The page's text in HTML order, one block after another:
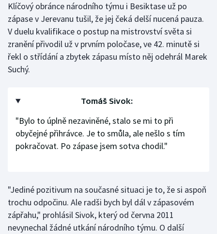
Gymnastika
Házená
Jezdectví
Lezení
Motorsport
Olympijské hry
Klíčový obránce národního týmu i Besiktase už po
zápase v Jerevanu tušil, že jej čeká delší nucená pauza.
V duelu kvalifikace o postup na mistrovství světa si
zranění přivodil už v prvním poločase, ve 42. minutě si
řekl o střídání a zbytek zápasu místo něj odehrál Marek
Suchý.
Tomáš Sivok:
"Bylo to úplně nezaviněné, stalo se mi to při
obyčejné přihrávce. Je to smůla, ale nešlo s tím
pokračovat. Po zápase jsem sotva chodil."
"Jediné pozitivum na současné situaci je to, že si aspoň
trochu odpočinu. Ale radši bych byl dál v zápasovém
zápřahu," prohlásil Sivok, který od června 2011
nevynechal žádné utkání národního týmu. O další